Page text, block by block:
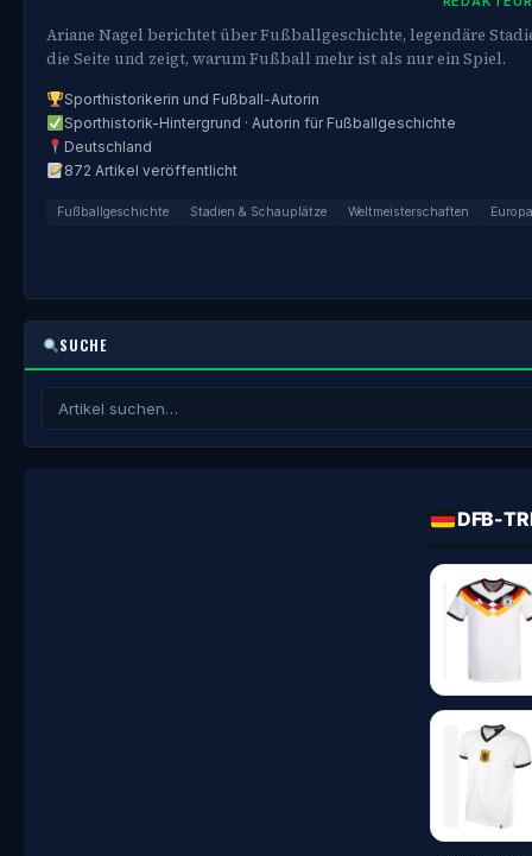
Ariane Nagel berichtet über Fußballgeschichte, legendäre
die Seite und zeigt, warum Fußball mehr ist als nur ein Spiel.
Sporthistorikerin und Fußball-Autorin
Sporthistorik-Hintergrund · Autorin für Fußballgeschichte
Deutschland
872 Artikel veröffentlicht
Fußballgeschichte Stadien & Schauplätze Weltmeisterschaften
SUCHE
DFB-